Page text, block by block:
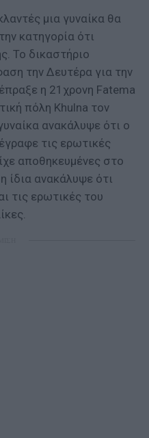
μια γυναίκα θα
κατηγορία ότι
Το δικαστήριο
την Δευτέρα για την
η 21χρονη Fatema
πόλη Khulna τον
ανακάλυψε ότι ο
τις ερωτικές
αποθηκευμένες στο
ίδια ανακάλυψε ότι
τις ερωτικές του